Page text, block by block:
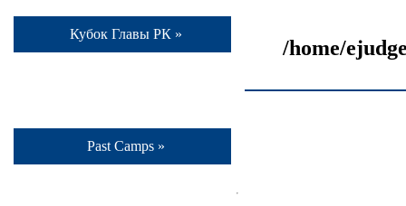
Кубок Главы РК »
Past Camps »
/home/